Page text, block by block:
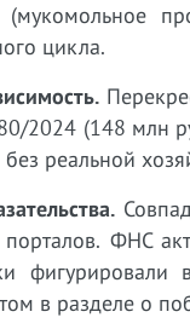
цикла.
2024 (148 млн
реальной
ФНС
фигурировали
в разделе о